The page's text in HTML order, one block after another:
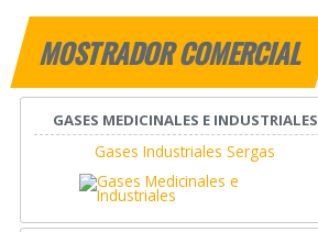
MOSTRADOR COMERCIAL
GASES MEDICINALES E INDUSTRIALES
Gases Industriales Sergas